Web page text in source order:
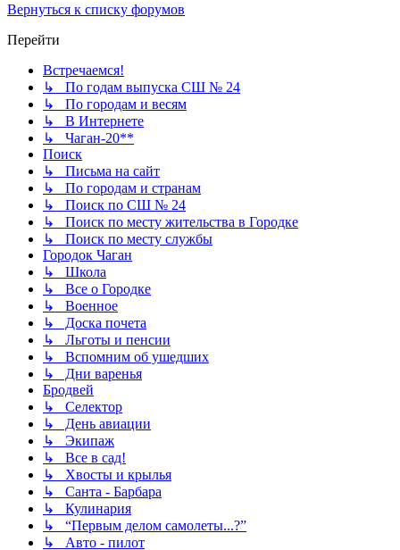
Вернуться к списку форумов
Перейти
Встречаемся!
↳ По годам выпуска СШ № 24
↳ По городам и весям
↳ В Интернете
↳ Чаган-20**
Поиск
↳ Письма на сайт
↳ По городам и странам
↳ Поиск по СШ № 24
↳ Поиск по месту жительства в Городке
↳ Поиск по месту службы
Городок Чаган
↳ Школа
↳ Все о Городке
↳ Военное
↳ Доска почета
↳ Льготы и пенсии
↳ Вспомним об ушедших
↳ Дни варенья
Бродвей
↳ Селектор
↳ День авиации
↳ Экипаж
↳ Все в сад!
↳ Хвосты и крылья
↳ Санта - Барбара
↳ Кулинария
↳ “Первым делом самолеты...?”
↳ Авто - пилот